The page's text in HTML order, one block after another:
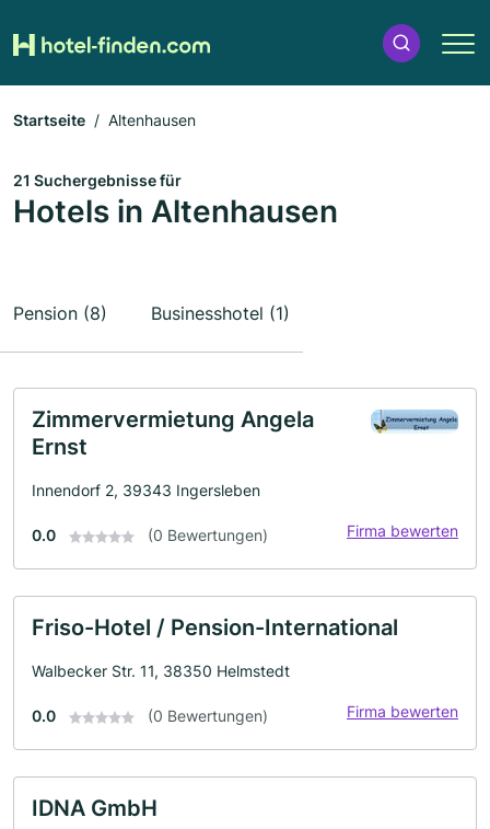
Startseite Altenhausen
21 Suchergebnisse für
Hotels in Altenhausen
Pension (8) Businesshotel (1)
Zimmervermietung Angela
Ernst
Innendorf 2, 39343 Ingersleben
0.0 (0 Bewertungen) Firma bewerten
Friso-Hotel / Pension-International
Walbecker Str. 11, 38350 Helmstedt
0.0 (0 Bewertungen) Firma bewerten
IDNA GmbH